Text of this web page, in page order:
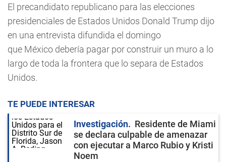
El precandidato republicano para las elecciones
presidenciales de Estados Unidos Donald Trump dijo
en una entrevista difundida el domingo
que México debería pagar por construir un muro a lo
largo de toda la frontera que lo separa de Estados
Unidos.
TE PUEDE INTERESAR
Investigación
Residente de Miami
se declara culpable de amenazar
con ejecutar a Marco Rubio y Kristi
Noem